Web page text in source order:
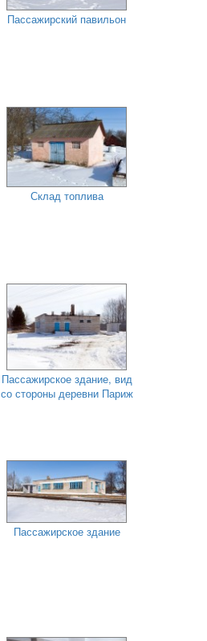
Пассажирский павильон
Склад топлива
Пассажирское здание, вид
со стороны деревни Париж
Пассажирское здание